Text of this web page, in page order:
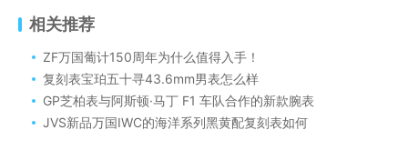
相关推荐
ZF万国葡计150周年为什么值得入手！
复刻表宝珀五十寻43.6mm男表怎么样
GP芝柏表与阿斯顿·马丁 F1 车队合作的新款腕表
JVS新品万国IWC的海洋系列黑黄配复刻表如何